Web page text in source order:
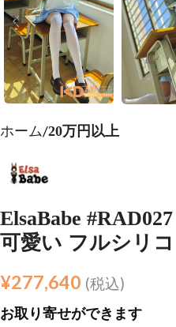
ホーム 20万円以上
ElsaBabe
可愛い フルシリ
¥277,640 (税込)
お取り寄せができます